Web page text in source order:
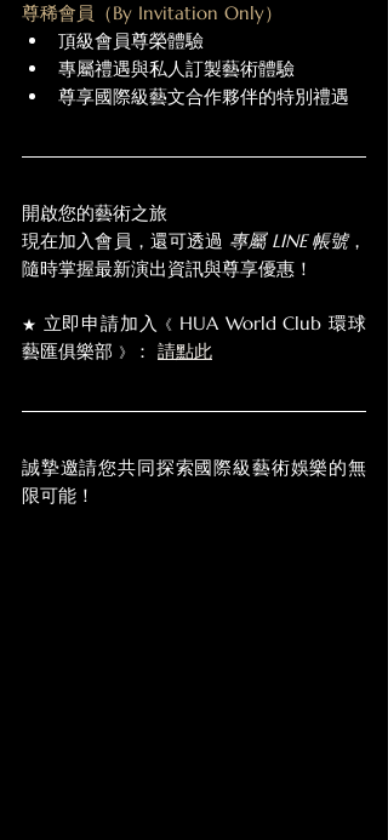
尊稀會員（By Invitation Only）
頂級會員尊榮體驗
專屬禮遇與私人訂製藝術體驗
尊享國際級藝文合作夥伴的特別禮遇
開啟您的藝術之旅
現在加入會員，還可透過 專屬 LINE 帳號，
隨時掌握最新演出資訊與尊享優惠！
★ 立即申請加入 《 HUA World Club 環球
藝匯俱樂部 》 ： 請點此
誠摯邀請您共同探索國際級藝術娛樂的無
限可能！